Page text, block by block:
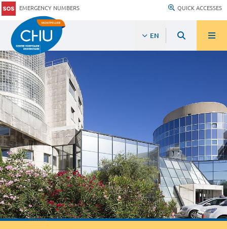
EMERGENCY NUMBERS QUICK ACCESSES
EN